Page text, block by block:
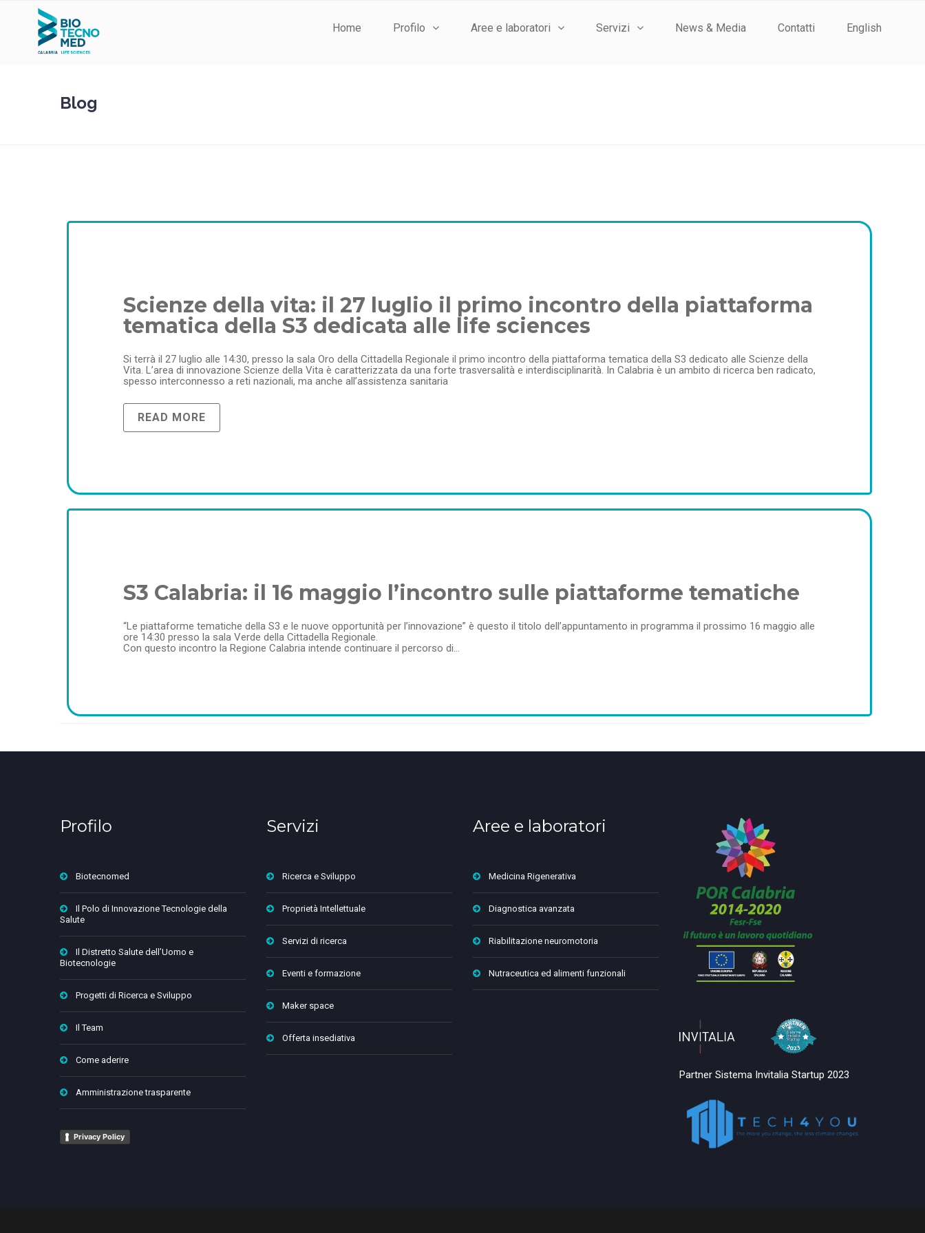
Home Profilo Aree e laboratori Servizi News & Media Contatti English
Blog
Scienze della vita: il 27 luglio il primo incontro della piattaforma
tematica della S3 dedicata alle life sciences
Si terrà il 27 luglio alle 14:30, presso la sala Oro della Cittadella Regionale il primo incontro della piattaforma tematica della S3 dedicato alle Scienze della
Vita. L’area di innovazione Scienze della Vita è caratterizzata da una forte trasversalità e interdisciplinarità. In Calabria è un ambito di ricerca ben radicato,
spesso interconnesso a reti nazionali, ma anche all’assistenza sanitaria
READ MORE
S3 Calabria: il 16 maggio l’incontro sulle piattaforme tematiche
“Le piattaforme tematiche della S3 e le nuove opportunità per l’innovazione” è questo il titolo dell’appuntamento in programma il prossimo 16 maggio alle
ore 14:30 presso la sala Verde della Cittadella Regionale.
Con questo incontro la Regione Calabria intende continuare il percorso di…
Profilo
Biotecnomed
Il Polo di Innovazione Tecnologie della
Salute
Il Distretto Salute dell’Uomo e
Biotecnologie
Progetti di Ricerca e Sviluppo
Il Team
Come aderire
Amministrazione trasparente
Privacy Policy
Servizi
Ricerca e Sviluppo
Proprietà Intellettuale
Servizi di ricerca
Eventi e formazione
Maker space
Offerta insediativa
Aree e laboratori
Medicina Rigenerativa
Diagnostica avanzata
Riabilitazione neuromotoria
Nutraceutica ed alimenti funzionali
Partner Sistema Invitalia Startup 2023